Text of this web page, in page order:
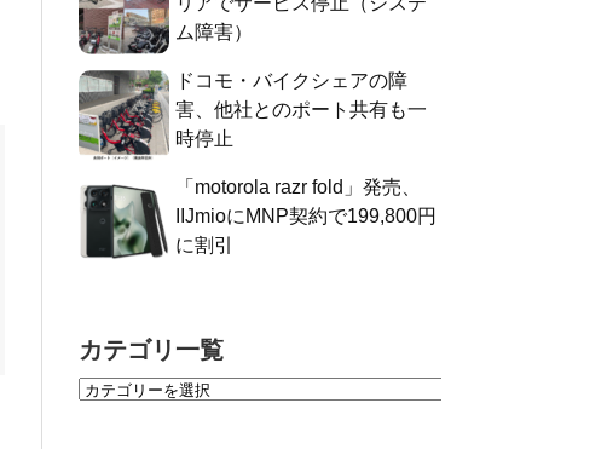
ム障害）
ドコモ・バイクシェアの障
害、他社とのポート共有も一
時停止
「motorola razr fold」発売、
IIJmioにMNP契約で199,800円
に割引
カテゴリ一覧